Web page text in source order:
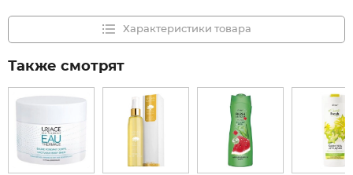
Характеристики товара
Также смотрят